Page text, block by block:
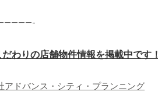
わりの店舗物件情報を掲載中です！
アドバンス・シティ・プランニング